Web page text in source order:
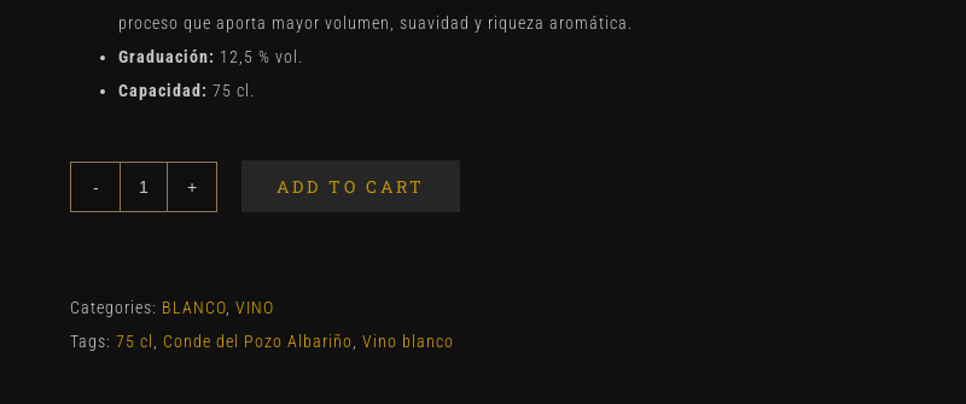
proceso que aporta mayor volumen, suavidad y riqueza aromática.
Graduación: 12,5 % vol.
Capacidad: 75 cl.
Albariño
quantity
ADD TO CART
Categories: BLANCO VINO
Tags: 75 cl Conde del Pozo Albariño Vino blanco